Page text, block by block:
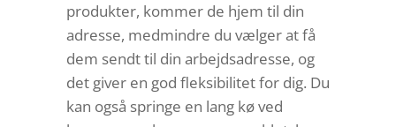
produkter, kommer de hjem til din
adresse, medmindre du vælger at få
dem sendt til din arbejdsadresse, og
det giver en god fleksibilitet for dig. Du
kan også springe en lang kø ved